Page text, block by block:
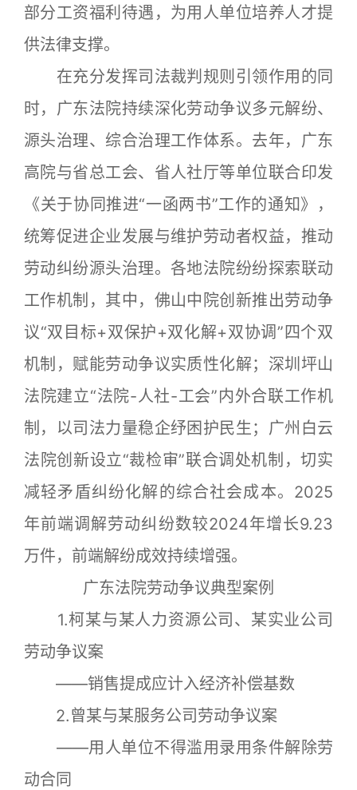
部分工资福利待遇，为用人单位培养人才提
供法律支撑。
在充分发挥司法裁判规则引领作用的同
时，广东法院持续深化劳动争议多元解纷、
源头治理、综合治理工作体系。去年，广东
高院与省总工会、省人社厅等单位联合印发
《关于协同推进“一函两书”工作的通知》，
统筹促进企业发展与维护劳动者权益，推动
劳动纠纷源头治理。各地法院纷纷探索联动
工作机制，其中，佛山中院创新推出劳动争
议“双目标+双保护+双化解+双协调”四个双
机制，赋能劳动争议实质性化解；深圳坪山
法院建立“法院-人社-工会”内外合联工作机
制，以司法力量稳企纾困护民生；广州白云
法院创新设立“裁检审”联合调处机制，切实
减轻矛盾纠纷化解的综合社会成本。2025
年前端调解劳动纠纷数较2024年增长9.23
万件，前端解纷成效持续增强。
广东法院劳动争议典型案例
1.柯某与某人力资源公司、某实业公司
劳动争议案
——销售提成应计入经济补偿基数
2.曾某与某服务公司劳动争议案
——用人单位不得滥用录用条件解除劳
动合同